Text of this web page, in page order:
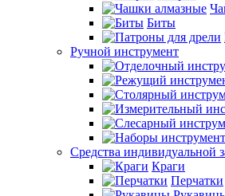
Биты
Ручной инструмент
Средства
Краги
Перчатки